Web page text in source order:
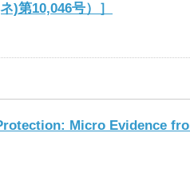
)第10,046号）］
Micro Evidence